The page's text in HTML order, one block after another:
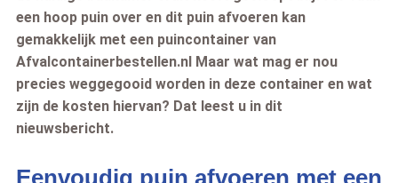
een hoop puin over en dit puin afvoeren kan
gemakkelijk met een puincontainer van
Afvalcontainerbestellen.nl Maar wat mag er nou
precies weggegooid worden in deze container en wat
zijn de kosten hiervan? Dat leest u in dit
nieuwsbericht.
Eenvoudig puin afvoeren met een